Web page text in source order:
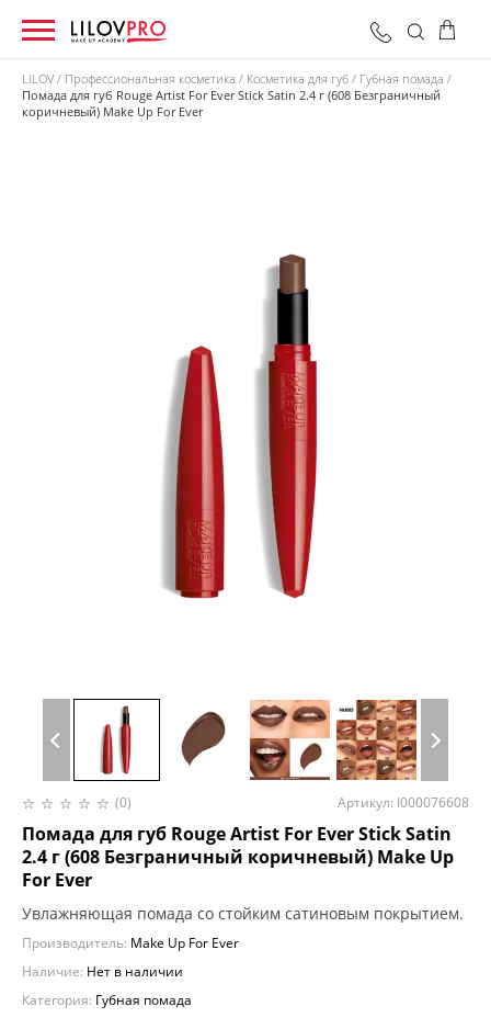
LILOV Профессиональная косметика Косметика для губ
Губная помада
Помада для губ Rouge Artist For Ever Stick Satin 2.4 г (608 Безграничный
коричневый) Make Up For Ever
(0) Артикул: I000076608
Помада для губ Rouge Artist For Ever Stick Satin
2.4 г (608 Безграничный коричневый) Make Up
For Ever
Увлажняющая помада со стойким сатиновым покрытием.
Производитель: Make Up For Ever
Наличие: Нет в наличии
Категория: Губная помада